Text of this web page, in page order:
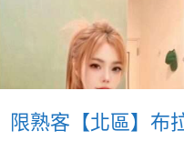
限熟客【北區】布